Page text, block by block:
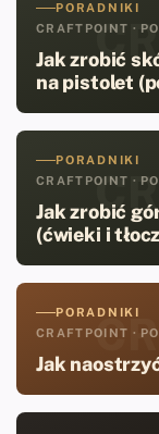
PORADNIKI
CRAFTPOINT ·
Jak zrobić
na pistolet
PORADNIKI
CRAFTPOINT ·
Jak zrobić
(ćwieki i
PORADNIKI
CRAFTPOINT ·
Jak